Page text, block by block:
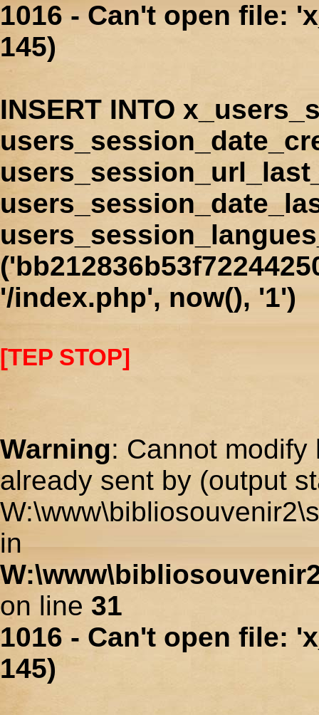
1016 - Can't open file:
145)
INSERT INTO
'/index.php', now(), '1')
[TEP STOP]
Warning: Cannot
already sent by (output
in
on line 31
1016 - Can't open file:
145)